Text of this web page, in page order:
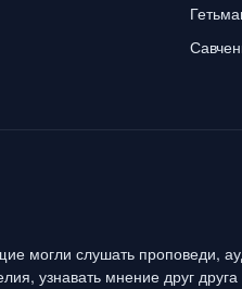
могли слушать проповеди,
узнавать мнение друг